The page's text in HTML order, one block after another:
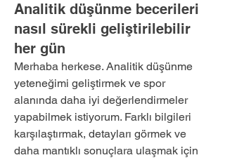
Analitik düşünme becerileri
nasıl sürekli geliştirilebilir
her gün
Merhaba herkese. Analitik düşünme
yeteneğimi geliştirmek ve spor
alanında daha iyi değerlendirmeler
yapabilmek istiyorum. Farklı bilgileri
karşılaştırmak, detayları görmek ve
daha mantıklı sonuçlara ulaşmak için